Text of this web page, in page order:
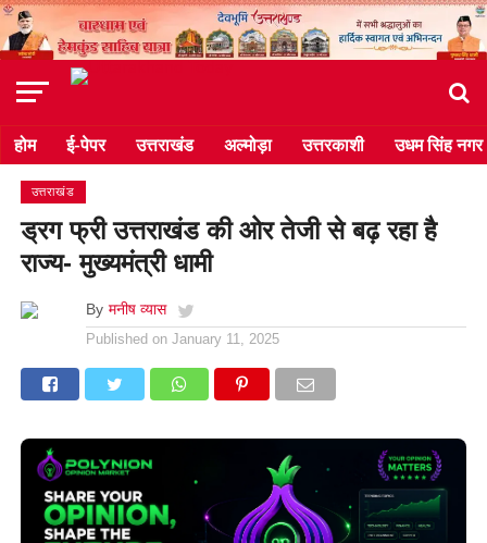
होम ई-पेपर उत्तराखंड अल्मोड़ा उत्तरकाशी उधम सिंह नगर
उत्तराखंड
ड्रग फ्री उत्तराखंड की ओर तेजी से बढ़ रहा है
राज्य- मुख्यमंत्री धामी
By मनीष व्यास
Published on January 11, 2025